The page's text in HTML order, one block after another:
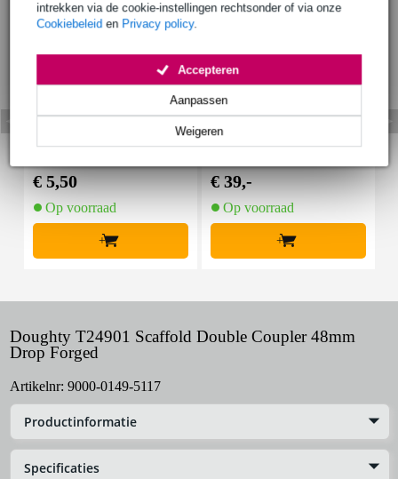
intrekken via de cookie-instellingen rechtsonder of via onze
Cookiebeleid en Privacy policy.
Weigeren
Aanpassen
Accepteren
mal zwart (10 stuks)
€ 5,50
Op voorraad
+
Innox IVA 01 LS Kit he
€ 39,-
Op voorraad
+
Doughty T24901 Scaffold Double Coupler 48mm
Drop Forged
Artikelnr: 9000-0149-5117
Productinformatie
Specificaties